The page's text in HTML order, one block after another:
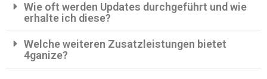
Wie oft werden Updates durchgeführt und wie
erhalte ich diese?
Welche weiteren Zusatzleistungen bietet
4ganize?